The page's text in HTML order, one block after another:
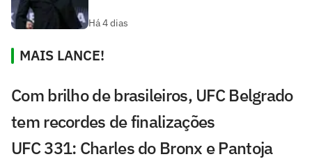
Há 4 dias
MAIS LANCE!
Com brilho de brasileiros, UFC Belgrado
tem recordes de finalizações
UFC 331: Charles do Bronx e Pantoja